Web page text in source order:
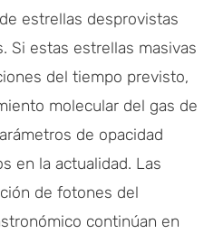
estrellas desprovistas
Si estas estrellas masivas
del tiempo previsto,
molecular del gas de
de opacidad
en la actualidad. Las
de fotones del
continúan en